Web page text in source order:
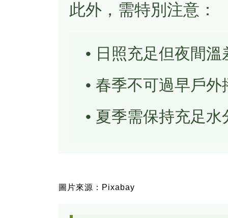
此外，需特別注意：
• 日照充足但夜間溫
• 春季不可過早戶外
• 夏季需保持充足水
圖片來源：Pixabay